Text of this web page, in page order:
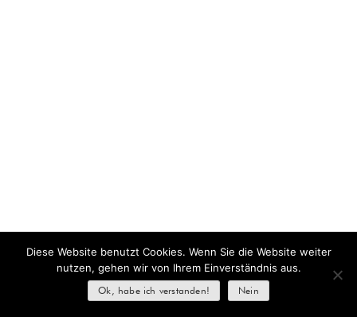
Diese Website benutzt Cookies. Wenn Sie die Website weiter
nutzen, gehen wir von Ihrem Einverständnis aus.
Ok, habe ich verstanden! Nein